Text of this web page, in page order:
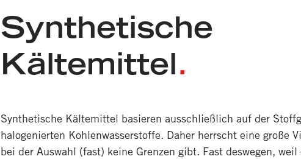
Synthetische
Kältemittel.
Synthetische Kältemittel basieren ausschließlich auf der
halogenierten Kohlenwasserstoffe. Daher herrscht eine große
bei der Auswahl (fast) keine Grenzen gibt. Fast deswegen,